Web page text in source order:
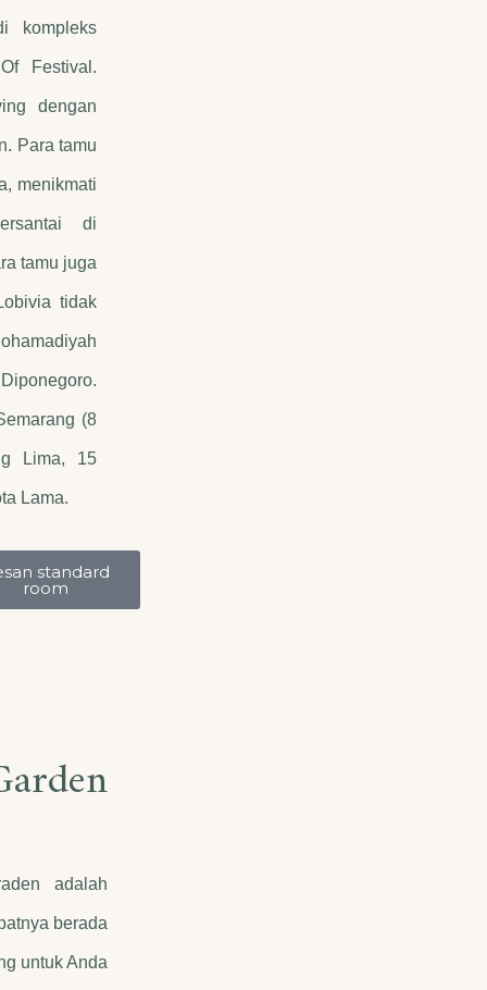
kompleks
Festival.
dengan
Para tamu
menikmati
di
tamu juga
tidak
(8
Lima, 15
Lama.
standard
room
adalah
berada
untuk Anda